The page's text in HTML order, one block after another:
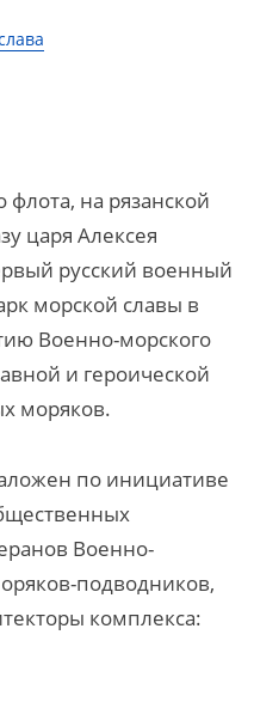
флота, на рязанской
царя Алексея
русский военный
морской славы в
Военно-морского
и героической
моряков.
по инициативе
Военно-
подводников,
комплекса: